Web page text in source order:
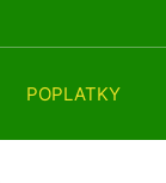
POPLATKY